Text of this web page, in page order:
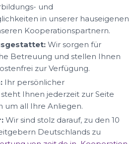
und
in unserer hauseigenen
Kooperationspartnern.
Wir sorgen für
Betreuung und stellen Ihnen
zur Verfügung.
Ihr persönlicher
Ihnen jederzeit zur Seite
um all Ihre Anliegen.
Wir sind stolz darauf, zu den 10
Deutschlands zu